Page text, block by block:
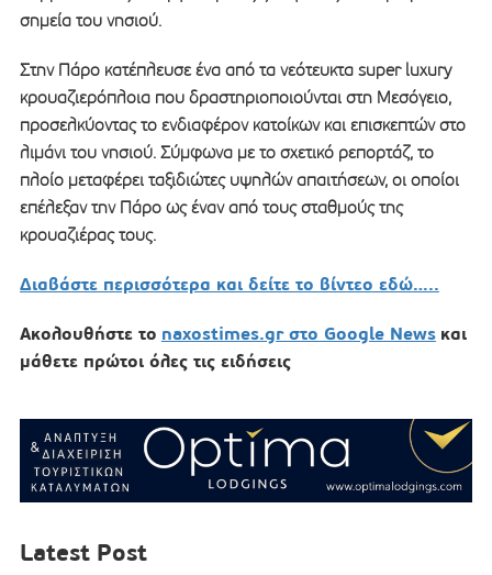
σημεία του νησιού.
Στην Πάρο κατέπλευσε ένα από τα νεότευκτα super luxury
κρουαζιερόπλοια που δραστηριοποιούνται στη Μεσόγειο,
προσελκύοντας το ενδιαφέρον κατοίκων και επισκεπτών στο
λιμάνι του νησιού. Σύμφωνα με το σχετικό ρεπορτάζ, το
πλοίο μεταφέρει ταξιδιώτες υψηλών απαιτήσεων, οι οποίοι
επέλεξαν την Πάρο ως έναν από τους σταθμούς της
κρουαζιέρας τους.
Διαβάστε περισσότερα και δείτε το βίντεο εδώ…..
Ακολουθήστε το naxostimes.gr στο Google News και
μάθετε πρώτοι όλες τις ειδήσεις
Latest Post